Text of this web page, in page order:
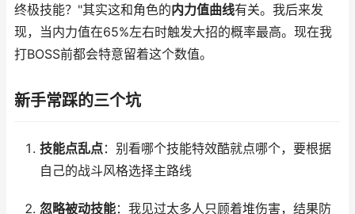
终极技能？"其实这和角色的内力值曲线有关。我后来发
现，当内力值在65%左右时触发大招的概率最高。现在我
打BOSS前都会特意留着这个数值。
新手常踩的三个坑
技能点乱点：别看哪个技能特效酷就点哪个，要根据
自己的战斗风格选择主路线
忽略被动技能：我见过太多人只顾着堆伤害，结果防